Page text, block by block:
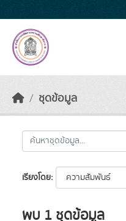
ชุดข้อมูล
เรียงโดย
พบ 1 ชุดข้อมูล